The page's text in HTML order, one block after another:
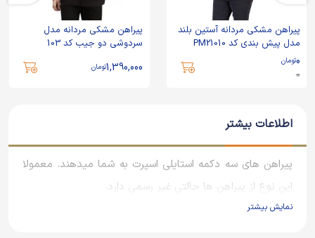
پیراهن مشکی مردانه آستین بلند
مدل پیش بندی کد PM21010
0
0تومان
پیراهن مشکی مردانه مدل
سردوشی دو جیب کد 103
1,390,000تومان
اطلاعات بیشتر
پیراهن های سه دکمه استایلی اسپرت به شما میدهند. معمولا
این نوع از پیراهن ها حالتی غیر رسمی دارد.
نمایش بیشتر